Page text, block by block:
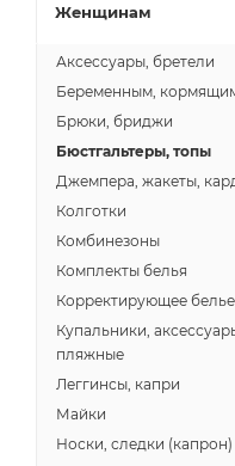
Женщинам
Аксессуары, бретели
Беременным,
Брюки, бриджи
Бюстгальтеры, топы
Джемпера, жакеты,
Колготки
Комбинезоны
Комплекты белья
Корректирующее белье
Купальники,
пляжные
Леггинсы, капри
Майки
Носки, следки (капрон)